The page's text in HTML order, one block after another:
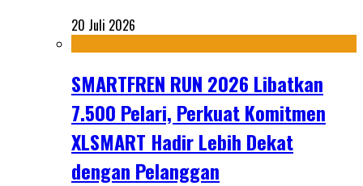
20 Juli 2026
SMARTFREN RUN 2026 Libatkan
7.500 Pelari, Perkuat Komitmen
XLSMART Hadir Lebih Dekat
dengan Pelanggan